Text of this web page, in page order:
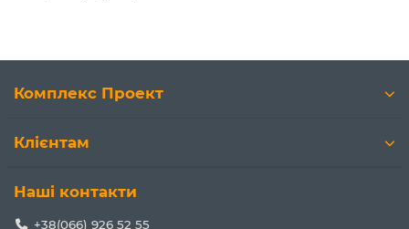
Комплекс Проект
Клієнтам
Наші контакти
+38(066) 926 52 55